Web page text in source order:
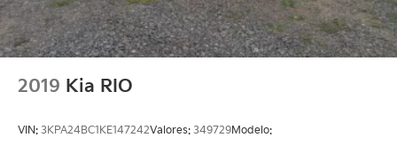
2019 Kia RIO
VIN: 3KPA24BC1KE147242Valores: 349729Modelo: